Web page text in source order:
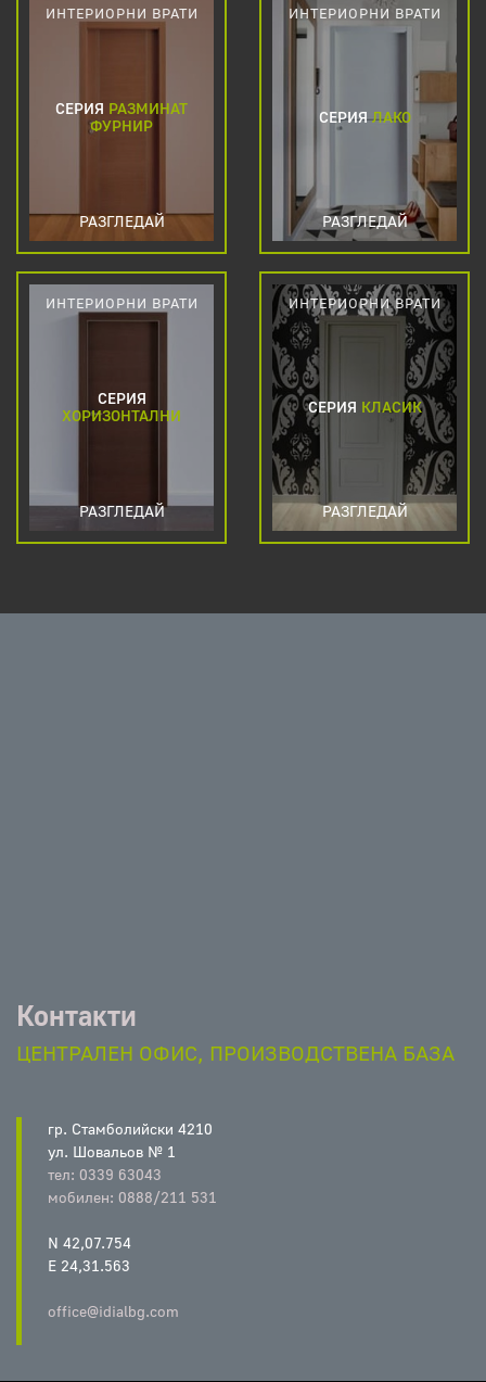
ИНТЕРИОРНИ ВРАТИ
СЕРИЯ РАЗМИНАТ
ФУРНИР
РАЗГЛЕДАЙ
ИНТЕРИОРНИ ВРАТИ
СЕРИЯЛАКО
РАЗГЛЕДАЙ
ИНТЕРИОРНИ ВРАТИ
СЕРИЯ
ХОРИЗОНТАЛНИ
РАЗГЛЕДАЙ
ИНТЕРИОРНИ ВРАТИ
СЕРИЯ КЛАСИК
РАЗГЛЕДАЙ
Контакти
ЦЕНТРАЛЕН ОФИС, ПРОИЗВОДСТВЕНА БАЗА
гр. Стамболийски 4210
ул. Шовальов № 1
тел: 0339 63043
мобилен: 0888/211 531
N 42,07.754
E 24,31.563
office@idialbg.com